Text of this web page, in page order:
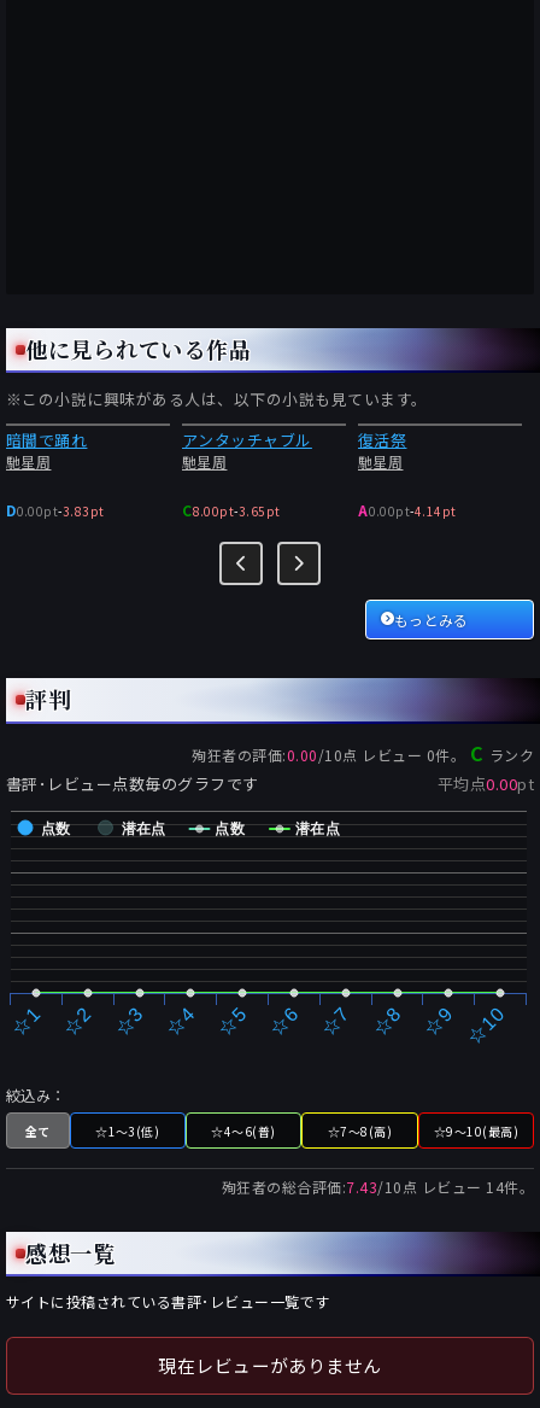
他に見られている作品
※この小説に興味がある人は、以下の小説も見ています。
暗闇で踊れ
馳星周
D0.00pt-3.83pt
アンタッチャブル
馳星周
C8.00pt-3.65pt
復活祭
馳星周
A0.00pt-4.14pt
もっとみる
評判
殉狂者の評価:0.00/10点 レビュー 0件。 C ランク
書評･レビュー点数毎のグラフです 平均点0.00pt
点数 潜在点 点数 潜在点
☆1 ☆2 ☆3 ☆4 ☆5 ☆6 ☆7 ☆8 ☆9 ☆10
絞込み：
全て ☆1～3(低) ☆4～6(普) ☆7～8(高) ☆9～10(最高)
殉狂者の総合評価:7.43/10点 レビュー 14件。
感想一覧
サイトに投稿されている書評･レビュー一覧です
現在レビューがありません